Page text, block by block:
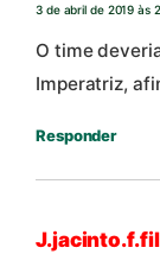
3 de abril de 2019 às
O time
Imperatriz,
Responder